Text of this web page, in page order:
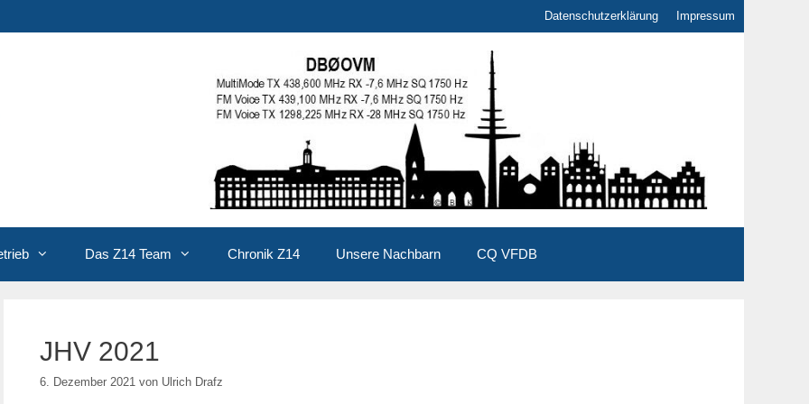
Datenschutzerklärung Impressum
Das Z14 Team Chronik Z14 Unsere Nachbarn CQ VFDB
JHV 2021
6. Dezember 2021 von Ulrich Drafz